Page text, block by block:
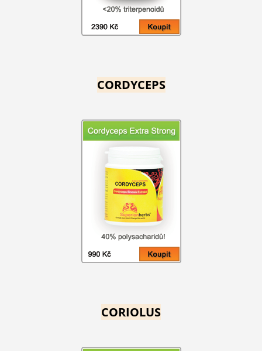
CORDYCEPS
CORIOLUS